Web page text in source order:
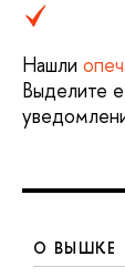
Нашли
Выделите
О ВЫШКЕ